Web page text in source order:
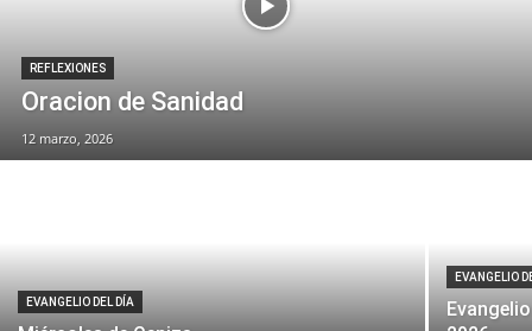
REFLEXIONES
Oracion de Sanidad
12 marzo, 2026
EVANGELIO DEL DÍA
EVANGELIO